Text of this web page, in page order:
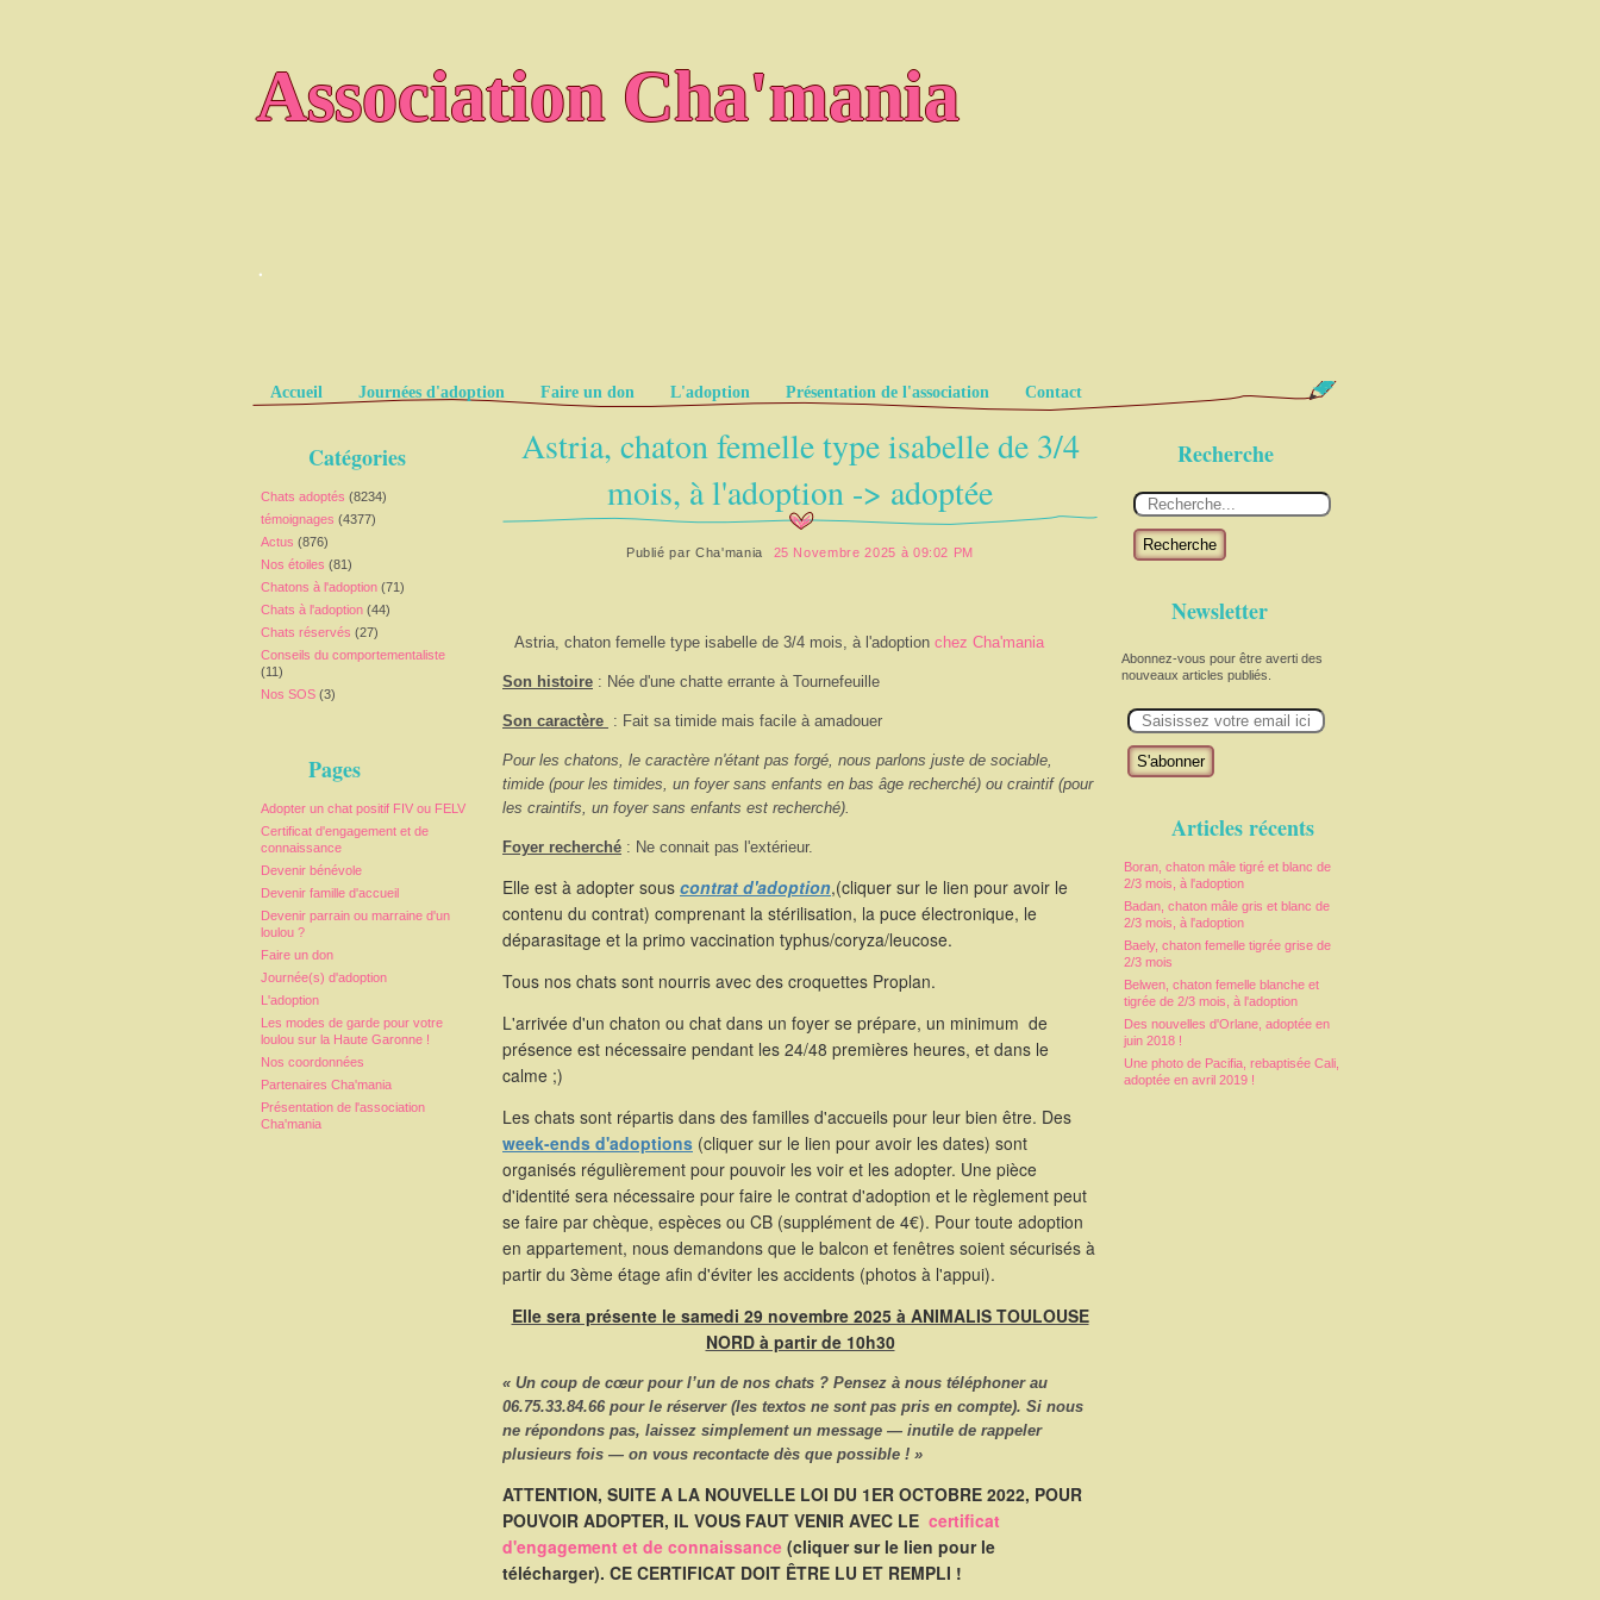
Association Cha'mania
.
Pages
Accueil Journées d'adoption Faire un don L'adoption Présentation de l'association Contact
Catégories
Chats adoptés (8234)
témoignages (4377)
Actus (876)
Nos étoiles (81)
Chatons à l'adoption (71)
Chats à l'adoption (44)
Chats réservés (27)
Conseils du comportementaliste
(11)
Nos SOS (3)
Pages
Adopter un chat positif FIV ou FELV
Certificat d'engagement et de
connaissance
Devenir bénévole
Devenir famille d'accueil
Devenir parrain ou marraine d'un
loulou ?
Faire un don
Journée(s) d'adoption
L'adoption
Les modes de garde pour votre
loulou sur la Haute Garonne !
Nos coordonnées
Partenaires Cha'mania
Présentation de l'association
Cha'mania
Recherche
Recherche
Newsletter
Abonnez-vous pour être averti des
nouveaux articles publiés.
m
Articles récents
Boran, chaton mâle tigré et blanc de
2/3 mois, à l'adoption
Badan, chaton mâle gris et blanc de
2/3 mois, à l'adoption
Baely, chaton femelle tigrée grise de
2/3 mois
Belwen, chaton femelle blanche et
tigrée de 2/3 mois, à l'adoption
Des nouvelles d'Orlane, adoptée en
juin 2018 !
Une photo de Pacifia, rebaptisée Cali,
adoptée en avril 2019 !
Astria, chaton femelle type isabelle de 3/4
mois, à l'adoption -> adoptée
Publié parCha'mania 25 Novembre 2025 à 09:02 PM
Astria, chaton femelle type isabelle de 3/4 mois, à l'adoption chez Cha'mania
Son histoire : Née d'une chatte errante à Tournefeuille
Son caractère : Fait sa timide mais facile à amadouer
Pour les chatons, le caractère n'étant pas forgé, nous parlons juste de sociable,
timide (pour les timides, un foyer sans enfants en bas âge recherché) ou craintif (pour
les craintifs, un foyer sans enfants est recherché).
Foyer recherché : Ne connait pas l'extérieur.
Elle est à adopter sous contrat d'adoption,(cliquer sur le lien pour avoir le
contenu du contrat) comprenant la stérilisation, la puce électronique, le
déparasitage et la primo vaccination typhus/coryza/leucose.
Tous nos chats sont nourris avec des croquettes Proplan.
L'arrivée d'un chaton ou chat dans un foyer se prépare, un minimum de
présence est nécessaire pendant les 24/48 premières heures, et dans le
calme ;)
Les chats sont répartis dans des familles d'accueils pour leur bien être. Des
week-ends d'adoptions (cliquer sur le lien pour avoir les dates) sont
organisés régulièrement pour pouvoir les voir et les adopter. Une pièce
d'identité sera nécessaire pour faire le contrat d'adoption et le règlement peut
se faire par chèque, espèces ou CB (supplément de 4€). Pour toute adoption
en appartement, nous demandons que le balcon et fenêtres soient sécurisés à
partir du 3ème étage afin d'éviter les accidents (photos à l'appui).
Elle sera présente le samedi 29 novembre 2025 à ANIMALIS TOULOUSE
NORD à partir de 10h30
« Un coup de cœur pour l’un de nos chats ? Pensez à nous téléphonerau
06.75.33.84.66 pour le réserver (les textos ne sont pas pris en compte). Si nous
ne répondons pas, laissez simplement un message — inutile de rappeler
plusieurs fois — on vous recontacte dès que possible ! »
ATTENTION, SUITE A LA NOUVELLE LOI DU 1ER OCTOBRE 2022, POUR
POUVOIR ADOPTER, IL VOUS FAUT VENIR AVEC LE certificat
d'engagement et de connaissance (cliquer sur le lien pour le
télécharger). CE CERTIFICAT DOIT ÊTRE LU ET REMPLI !